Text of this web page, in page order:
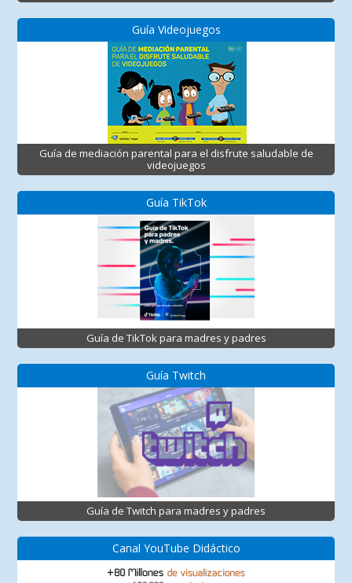
Guía Videojuegos
Guía de mediación parental para el disfrute saludable de
videojuegos
Guía TikTok
Guía de TikTok para madres y padres
Guía Twitch
Guía de Twitch para madres y padres
Canal YouTube Didáctico